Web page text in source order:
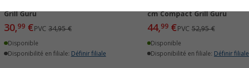
Grill Guru
30,99 €PVC34,95 €
Disponible
Disponibilité en filiale: Définir filiale
cm Compact Grill Guru
44,99€PVC52,95 €
Disponible
Disponibilité en filiale: Définir filiale